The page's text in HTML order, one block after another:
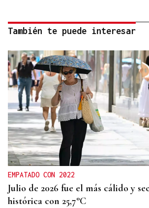
También te puede interesar
EMPATADO CON 2022
Julio de 2026 fue el más cálido y
histórica con 25,7°C